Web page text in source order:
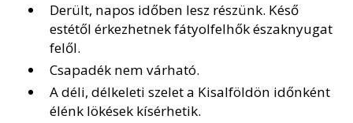
Derült, napos időben lesz részünk. Késő
estétől érkezhetnek fátyolfelhők északnyugat
felől.
Csapadék nem várható.
A déli, délkeleti szelet a Kisalföldön időnként
élénk lökések kísérhetik.